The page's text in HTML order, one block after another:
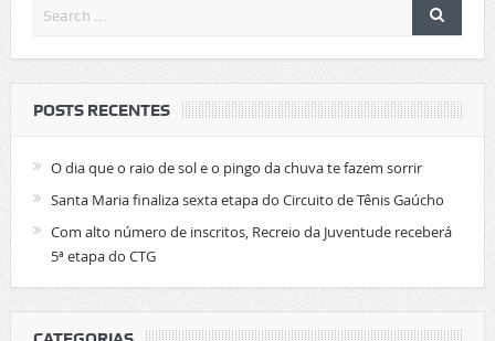
São Léo Open 2026
POSTS RECENTES
O dia que o raio de sol e o pingo da chuva te fazem sorrir
Santa Maria finaliza sexta etapa do Circuito de Tênis Gaúcho
Com alto número de inscritos, Recreio da Juventude receberá
5ª etapa do CTG